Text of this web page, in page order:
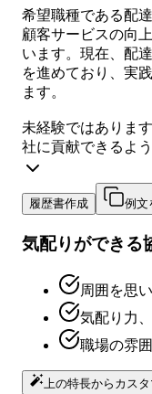
希望職種である配
顧客サービスの向
います。現在、配
を進めており、実
ます。
未経験ではありま
社に貢献できるよ
履歴書作成 例文
気配りができる
周囲を思
気配り力
職場の雰
上の特長からカス